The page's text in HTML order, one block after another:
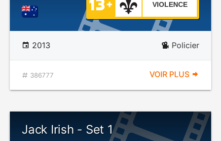
VIOLENCE
2013 Policier
386777 VOIR PLUS
Jack Irish - Set 1